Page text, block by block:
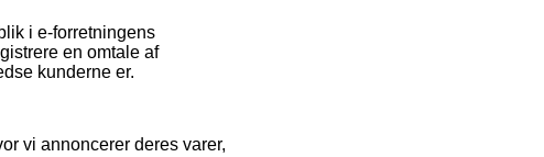
i e-forretningens
en omtale af
kunderne er.
vi annoncerer deres varer,